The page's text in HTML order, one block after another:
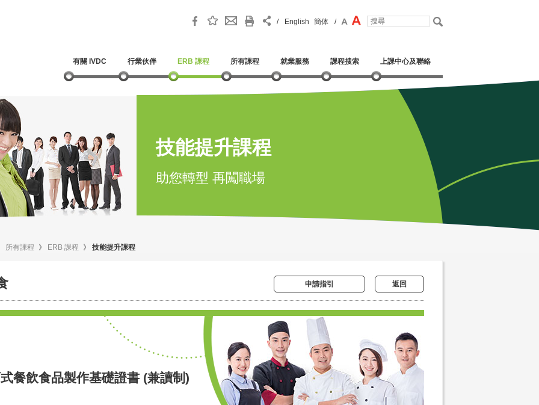
/ English 簡体 /
有關 IVDC 行業伙伴 ERB 課程 所有課程 就業服務 課程搜索 上課中心及聯絡
技能提升課程
助您轉型 再闖職場
所有課程 》 ERB 課程 》 技能提升課程
申請指引 返回
餐飲食品製作基礎證書 (兼讀制)